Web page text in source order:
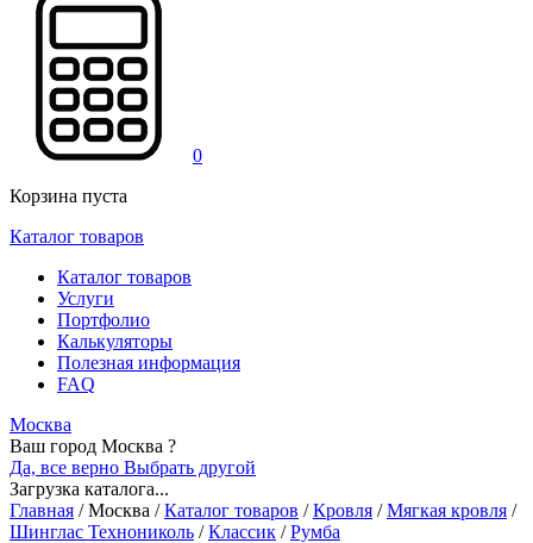
0
Корзина пуста
Каталог товаров
Каталог товаров
Услуги
Портфолио
Калькуляторы
Полезная информация
FAQ
Москва
Ваш город Москва ?
Да, все верно Выбрать другой
Загрузка каталога...
Главная /Москва / Каталог товаров / Кровля / Мягкая кровля /
Шинглас Технониколь / Классик / Румба